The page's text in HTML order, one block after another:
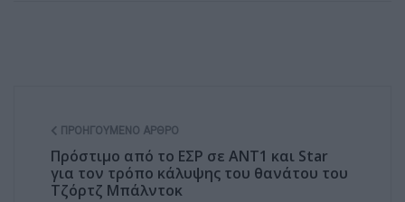
ΠΡΟΗΓΟΎΜΕΝΟ ΆΡΘΡΟ
Πρόστιμο από το ΕΣΡ σε ΑΝΤ1 και Star
για τον τρόπο κάλυψης του θανάτου του
Τζόρτζ Μπάλντοκ